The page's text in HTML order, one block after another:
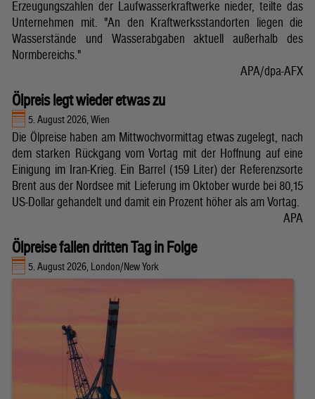
Erzeugungszahlen der Laufwasserkraftwerke nieder, teilte das
Unternehmen mit. "An den Kraftwerksstandorten liegen die
Wasserstände und Wasserabgaben aktuell außerhalb des
Normbereichs."
APA/dpa-AFX
Ölpreis legt wieder etwas zu
5. August 2026, Wien
Die Ölpreise haben am Mittwochvormittag etwas zugelegt, nach
dem starken Rückgang vom Vortag mit der Hoffnung auf eine
Einigung im Iran-Krieg. Ein Barrel (159 Liter) der Referenzsorte
Brent aus der Nordsee mit Lieferung im Oktober wurde bei 80,15
US-Dollar gehandelt und damit ein Prozent höher als am Vortag.
APA
Ölpreise fallen dritten Tag in Folge
5. August 2026, London/New York